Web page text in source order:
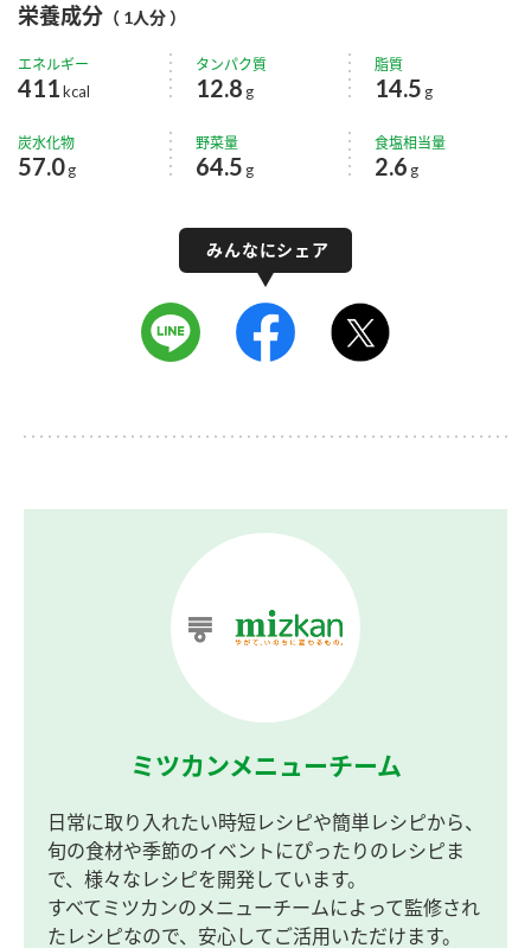
栄養成分 （ 1人分 ）
エネルギー
411 kcal
タンパク質
12.8 g
脂質
14.5 g
炭水化物
57.0g
野菜量
64.5 g
食塩相当量
2.6 g
ミツカンメニューチーム
日常に取り入れたい時短レシピや簡単レシピから、
旬の食材や季節のイベントにぴったりのレシピま
で、様々なレシピを開発しています。
すべてミツカンのメニューチームによって監修され
たレシピなので、安心してご活用いただけます。